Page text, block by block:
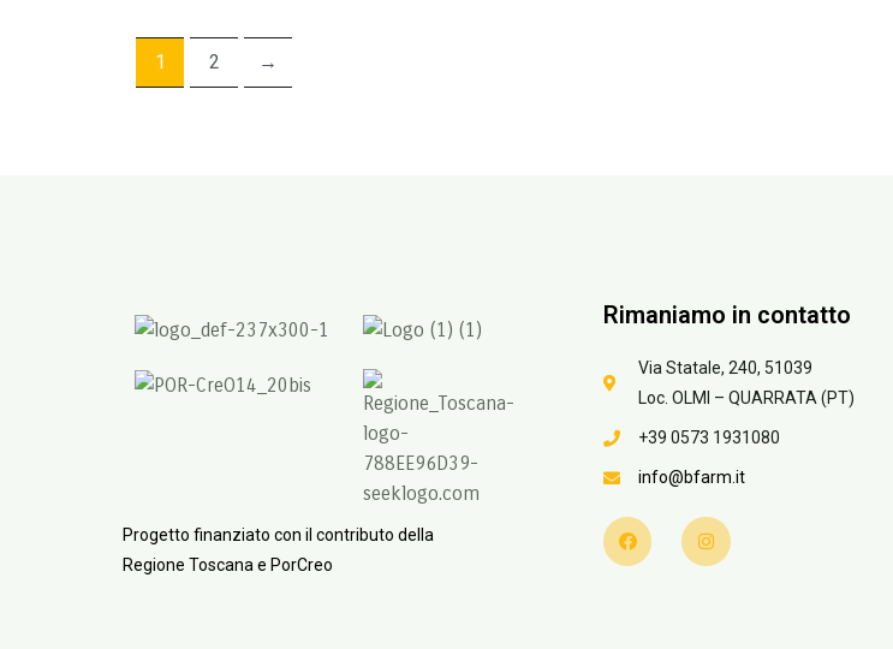
1 2 →
Progetto finanziato con il contributo della
Regione Toscana e PorCreo
Rimaniamo in contatto
Via Statale, 240, 51039
Loc. OLMI – QUARRATA (PT)
+39 0573 1931080
info@bfarm.it